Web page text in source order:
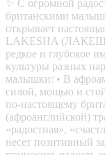
✨ С огромной
британскими
открывает
LAKESHA
редкое и глубокое
культуры разных
малышки: • В
силой, мощью и
по-настоящему
(афроанглийской)
«радостная»,
несет позитивный